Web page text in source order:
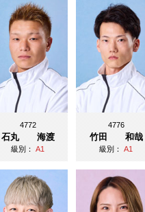
4772
石丸 海渡
級別：A1
4776
竹田 和哉
級別：A1